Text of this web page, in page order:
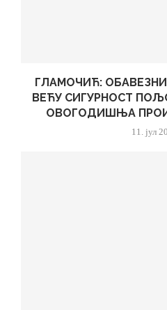
ГЛАМОЧИЋ:
ВЕЋУ СИГУРНОСТ
ОВОГОДИШЊА
11. јул